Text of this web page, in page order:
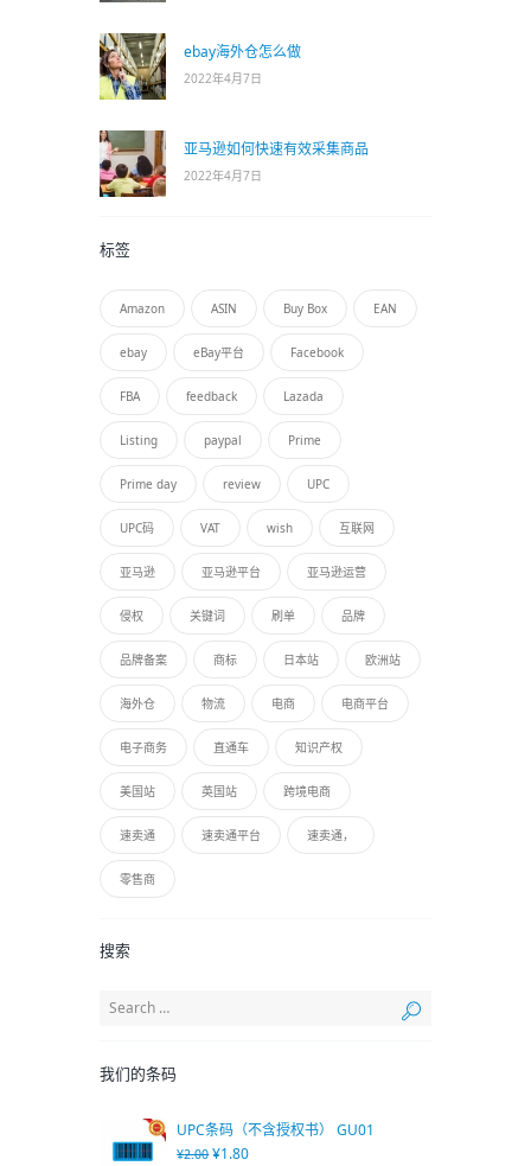
ebay海外仓怎么做
2022年4月7日
亚马逊如何快速有效采集商品
2022年4月7日
标签
Amazon ASIN Buy Box EAN
ebay eBay平台 Facebook
FBA feedback Lazada
Listing paypal Prime
Prime day review UPC
UPC码 VAT wish 互联网
亚马逊 亚马逊平台 亚马逊运营
侵权 关键词 刷单 品牌
品牌备案 商标 日本站 欧洲站
海外仓 物流 电商 电商平台
电子商务 直通车 知识产权
美国站 英国站 跨境电商
速卖通 速卖通平台 速卖通，
零售商
搜索
我们的条码
UPC条码（不含授权书） GU01
¥2.00 ¥1.80